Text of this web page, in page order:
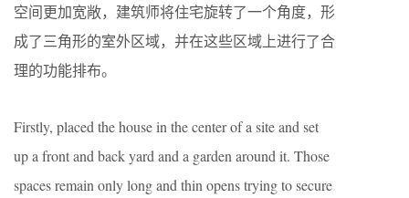
空间更加宽敞，建筑师将住宅旋转了一个角度，形
成了三角形的室外区域，并在这些区域上进行了合
理的功能排布。
Firstly, placed the house in the center of a site and set
up a front and back yard and a garden around it. Those
spaces remain only long and thin opens trying to secure